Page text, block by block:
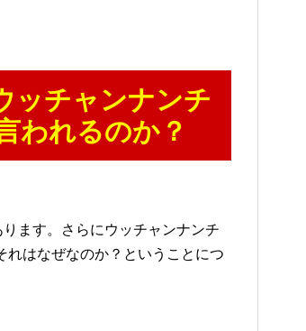
ッチャンナンチ
われるのか？
ます。さらにウッチャンナンチ
れはなぜなのか？ということにつ